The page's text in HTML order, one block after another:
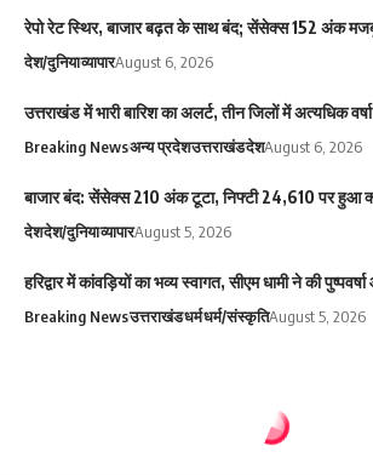
रेपो रेट स्थिर, बाजार बढ़त के साथ बंद; सेंसेक्स 152 अंक
देश/दुनियाव्यापारAugust 6, 2026
उत्तराखंड में भारी बारिश का अलर्ट, तीन जिलों में अत्यधिक
Breaking Newsअन्य प्रदेशउत्तराखंडदेशAugust 6, 2026
बाजार बंद: सेंसेक्स 210 अंक टूटा, निफ्टी 24,610 पर हुआ
देशदेश/दुनियाव्यापारAugust 5, 2026
हरिद्वार में कांवड़ियों का भव्य स्वागत, सीएम धामी ने की
Breaking Newsउत्तराखंडधर्मधर्म/संस्कृतिAugust 5, 2026